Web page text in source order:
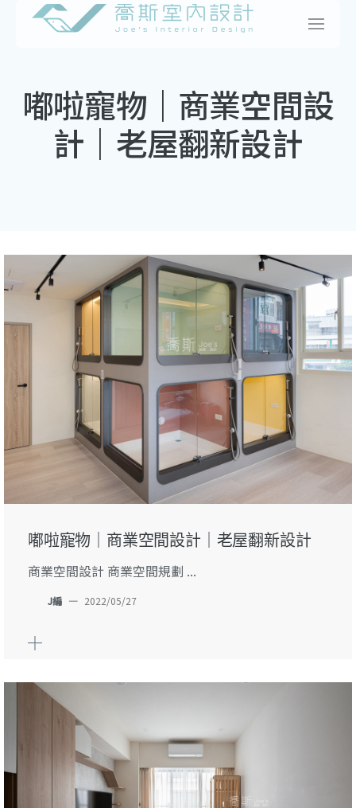
嘟啦寵物｜商業空間設
計｜老屋翻新設計
嘟啦寵物｜商業空間設計｜老屋翻新設計
商業空間設計 商業空間規劃 ...
J編 — 2022/05/27